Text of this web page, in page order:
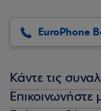
EuroPhone
Κάντε τις
Επικοινωνήστε